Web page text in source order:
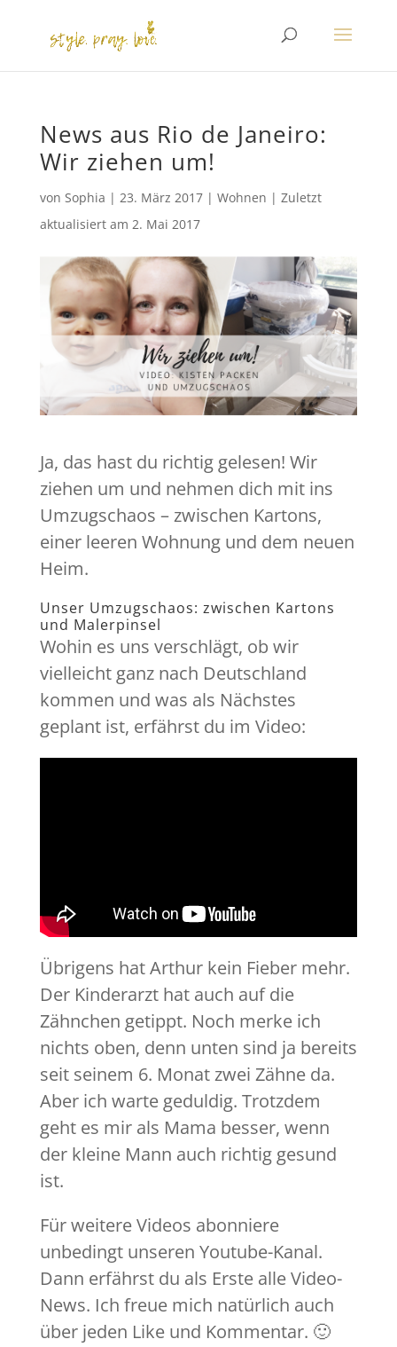
News aus Rio de Janeiro:
Wir ziehen um!
von Sophia | 23. März 2017| Wohnen | Zuletzt
aktualisiert am 2. Mai 2017
Ja, das hast du richtig gelesen! Wir
ziehen um und nehmen dich mit ins
Umzugschaos – zwischen Kartons,
einer leeren Wohnung und dem neuen
Heim.
Unser Umzugschaos: zwischen Kartons
und Malerpinsel
Wohin es uns verschlägt, ob wir
vielleicht ganz nach Deutschland
kommen und was als Nächstes
geplant ist, erfährst du im Video:
Übrigens hat Arthur kein Fieber mehr.
Der Kinderarzt hat auch auf die
Zähnchen getippt. Noch merke ich
nichts oben, denn unten sind ja bereits
seit seinem 6. Monat zwei Zähne da.
Aber ich warte geduldig. Trotzdem
geht es mir als Mama besser, wenn
der kleine Mann auch richtig gesund
ist.
Für weitere Videos abonniere
unbedingt unseren Youtube-Kanal.
Dann erfährst du als Erste alle Video-
News. Ich freue mich natürlich auch
über jeden Like und Kommentar. 🙂